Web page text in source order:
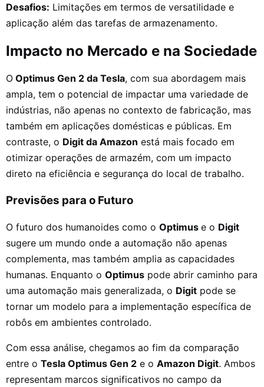
Desafios: Limitações em termos de versatilidade e
aplicação além das tarefas de armazenamento.
Impacto no Mercado e na Sociedade
O Optimus Gen 2 da Tesla, com sua abordagem mais
ampla, tem o potencial de impactar uma variedade de
indústrias, não apenas no contexto de fabricação, mas
também em aplicações domésticas e públicas. Em
contraste, o Digit da Amazon está mais focado em
otimizar operações de armazém, com um impacto
direto na eficiência e segurança do local de trabalho.
Previsões para o Futuro
O futuro dos humanoides como o Optimus e o Digit
sugere um mundo onde a automação não apenas
complementa, mas também amplia as capacidades
humanas. Enquanto o Optimus pode abrir caminho para
uma automação mais generalizada, o Digit pode se
tornar um modelo para a implementação específica de
robôs em ambientes controlado.
Com essa análise, chegamos ao fim da comparação
entre o Tesla Optimus Gen 2 e o Amazon Digit. Ambos
representam marcos significativos no campo da